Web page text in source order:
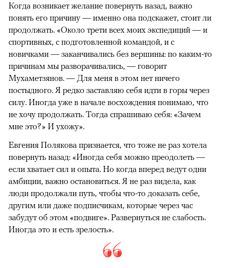
Когда возникает желание повернуть назад, важно
понять его причину — именно она подскажет, стоит ли
продолжать. «Около трети всех моих экспедиций — и
спортивных, с подготовленной командой, и с
новичками — заканчивались без вершины: по каким-то
причинам мы разворачивались, — говорит
Мухаметзянов. — Для меня в этом нет ничего
постыдного. Я редко заставляю себя идти в горы через
силу. Иногда уже в начале восхождения понимаю, что
не хочу продолжать. Тогда спрашиваю себя: «Зачем
мне это?» И ухожу».
Евгения Полякова признается, что тоже не раз хотела
повернуть назад: «Иногда себя можно преодолеть —
если хватает сил и опыта. Но когда вперед ведут одни
амбиции, важно остановиться. Я не раз видела, как
люди продолжали путь, чтобы что-то доказать себе,
другим или даже подписчикам, которые через час
забудут об этом «подвиге». Развернуться не слабость.
Иногда это и есть зрелость».